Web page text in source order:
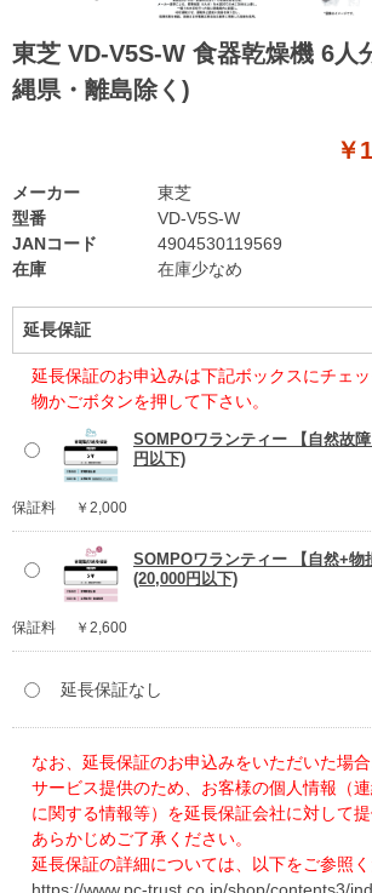
東芝 VD-V5S-W 食器乾燥機 6人
縄県・離島除く)
￥
型番
VD-V5S-W
JANコード
4904530119569
在庫
在庫少なめ
メーカー 東芝
延長保証
延長保証のお申込みは下記ボックスにチェ
物かごボタンを押して下さい。
SOMPOワランティー 【自然故
円以下)
保証料 ￥2,000
SOMPOワランティー 【自然+物
(20,000円以下)
保証料 ￥2,600
延長保証なし
なお、延長保証のお申込みをいただいた場
サービス提供のため、お客様の個人情報（
に関する情報等）を延長保証会社に対して提
あらかじめご了承ください。
延長保証の詳細については、以下をご参照く
https://www.pc-trust.co.jp/shop/contents3/